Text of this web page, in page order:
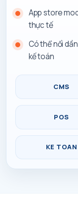
App store
thực tế
Có thể nối
kế toán
CMS
POS
KE TOAN